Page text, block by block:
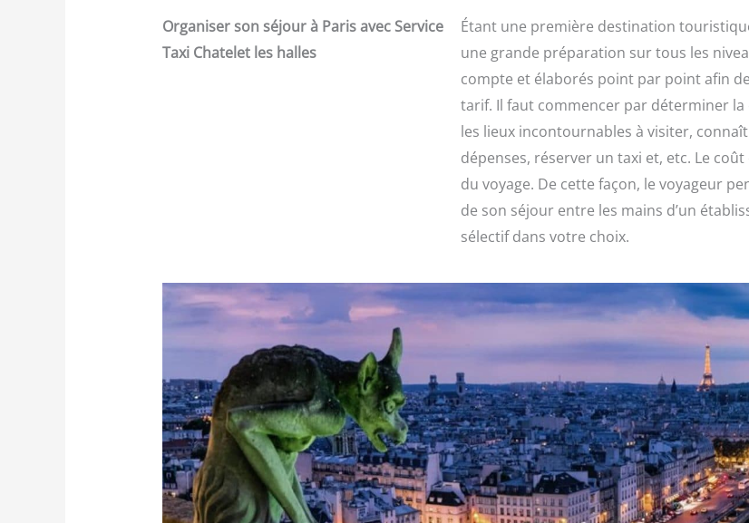
Organiser son séjour à Paris avec Service
Taxi Chatelet les halles
Étant une première destination
une grande préparation sur tous les
compte et élaborés point par point afin
tarif. Il faut commencer par déterminer la
les lieux incontournables à visiter,
dépenses, réserver un taxi et, etc. Le
du voyage. De cette façon, le voyageur
de son séjour entre les mains d’un
sélectif dans votre choix.